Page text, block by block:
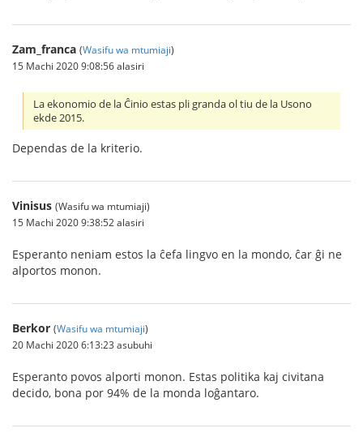
Zam_franca (Wasifu wa mtumiaji)
15 Machi 2020 9:08:56 alasiri
La ekonomio de la Ĉinio estas pli granda ol tiu de la Usono
ekde 2015.
Dependas de la kriterio.
Vinisus (Wasifu wa mtumiaji)
15 Machi 2020 9:38:52 alasiri
Esperanto neniam estos la ĉefa lingvo en la mondo, ĉar ĝi ne
alportos monon.
Berkor (Wasifu wa mtumiaji)
20 Machi 2020 6:13:23 asubuhi
Esperanto povos alporti monon. Estas politika kaj civitana
decido, bona por 94% de la monda loĝantaro.